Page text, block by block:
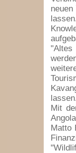
Mit
Matto